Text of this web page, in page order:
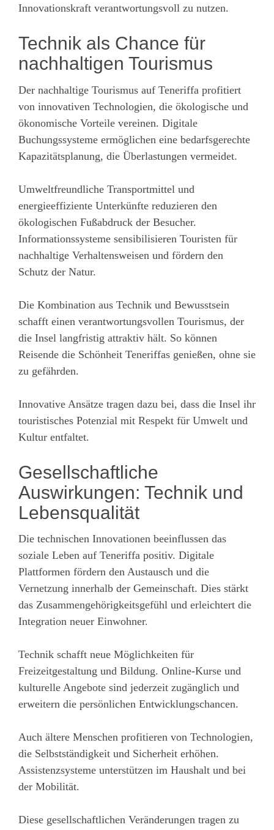
Innovationskraft verantwortungsvoll zu nutzen.
Technik als Chance für
nachhaltigen Tourismus
Der nachhaltige Tourismus auf Teneriffa profitiert
von innovativen Technologien, die ökologische und
ökonomische Vorteile vereinen. Digitale
Buchungssysteme ermöglichen eine bedarfsgerechte
Kapazitätsplanung, die Überlastungen vermeidet.
Umweltfreundliche Transportmittel und
energieeffiziente Unterkünfte reduzieren den
ökologischen Fußabdruck der Besucher.
Informationssysteme sensibilisieren Touristen für
nachhaltige Verhaltensweisen und fördern den
Schutz der Natur.
Die Kombination aus Technik und Bewusstsein
schafft einen verantwortungsvollen Tourismus, der
die Insel langfristig attraktiv hält. So können
Reisende die Schönheit Teneriffas genießen, ohne sie
zu gefährden.
Innovative Ansätze tragen dazu bei, dass die Insel ihr
touristisches Potenzial mit Respekt für Umwelt und
Kultur entfaltet.
Gesellschaftliche
Auswirkungen: Technik und
Lebensqualität
Die technischen Innovationen beeinflussen das
soziale Leben auf Teneriffa positiv. Digitale
Plattformen fördern den Austausch und die
Vernetzung innerhalb der Gemeinschaft. Dies stärkt
das Zusammengehörigkeitsgefühl und erleichtert die
Integration neuer Einwohner.
Technik schafft neue Möglichkeiten für
Freizeitgestaltung und Bildung. Online-Kurse und
kulturelle Angebote sind jederzeit zugänglich und
erweitern die persönlichen Entwicklungschancen.
Auch ältere Menschen profitieren von Technologien,
die Selbstständigkeit und Sicherheit erhöhen.
Assistenzsysteme unterstützen im Haushalt und bei
der Mobilität.
Diese gesellschaftlichen Veränderungen tragen zu